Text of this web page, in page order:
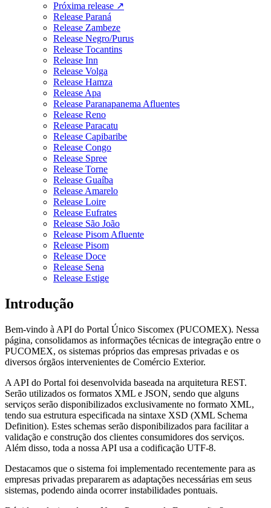
Próxima release ↗
Release Paraná
Release Zambeze
Release Negro/Purus
Release Tocantins
Release Inn
Release Volga
Release Hamza
Release Apa
Release Paranapanema Afluentes
Release Reno
Release Paracatu
Release Capibaribe
Release Congo
Release Spree
Release Torne
Release Guaíba
Release Amarelo
Release Loire
Release Eufrates
Release São João
Release Pisom Afluente
Release Pisom
Release Doce
Release Sena
Release Estige
Introdução
Bem-vindo à API do Portal Único Siscomex (PUCOMEX). Nessa
página, consolidamos as informações técnicas de integração entre o
PUCOMEX, os sistemas próprios das empresas privadas e os
diversos órgãos intervenientes de Comércio Exterior.
A API do Portal foi desenvolvida baseada na arquitetura REST.
Serão utilizados os formatos XML e JSON, sendo que alguns
serviços serão disponibilizados exclusivamente no formato XML,
tendo sua estrutura especificada na sintaxe XSD (XML Schema
Definition). Estes schemas serão disponibilizados para facilitar a
validação e construção dos clientes consumidores dos serviços.
Além disso, toda a nossa API usa a codificação UTF-8.
Destacamos que o sistema foi implementado recentemente para as
empresas privadas prepararem as adaptações necessárias em seus
sistemas, podendo ainda ocorrer instabilidades pontuais.